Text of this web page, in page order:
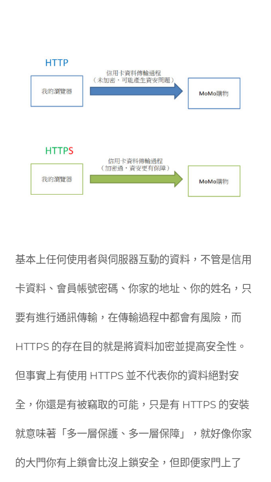
基本上任何使用者與伺服器互動的資料，不管是信用
卡資料、會員帳號密碼、你家的地址、你的姓名，只
要有進行通訊傳輸，在傳輸過程中都會有風險，而
HTTPS 的存在目的就是將資料加密並提高安全性。
但事實上有使用 HTTPS 並不代表你的資料絕對安
全，你還是有被竊取的可能，只是有 HTTPS 的安裝
就意味著「多一層保護、多一層保障」，就好像你家
的大門你有上鎖會比沒上鎖安全，但即便家門上了